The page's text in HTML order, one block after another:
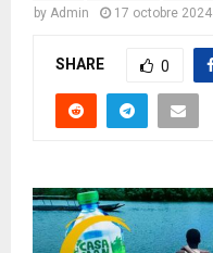
by Admin 17 octobre 2024
SHARE 0